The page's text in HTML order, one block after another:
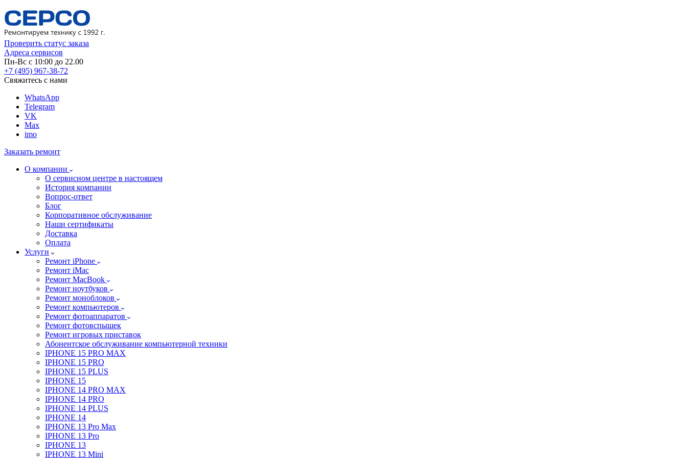
Проверить статус заказа
Адреса сервисов
Пн-Вс с 10:00 до 22.00
+7 (495) 967-38-72
Свяжитесь с нами
WhatsApp
Telegram
VK
Max
imo
Заказать ремонт
О компании
О сервисном центре в настоящем
История компании
Вопрос-ответ
Блог
Корпоративное обслуживание
Наши сертификаты
Доставка
Оплата
Услуги
Ремонт iPhone
Ремонт iMac
Ремонт MacBook
Ремонт ноутбуков
Ремонт моноблоков
Ремонт компьютеров
Ремонт фотоаппаратов
Ремонт фотовспышек
Ремонт игровых приставок
Абонентское обслуживание компьютерной техники
IPHONE 15 PRO MAX
IPHONE 15 PRO
IPHONE 15 PLUS
IPHONE 15
IPHONE 14 PRO MAX
IPHONE 14 PRO
IPHONE 14 PLUS
IPHONE 14
IPHONE 13 Pro Max
IPHONE 13 Pro
IPHONE 13
IPHONE 13 Mini